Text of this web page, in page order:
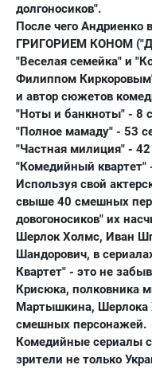
долгоносиков".
После чего
ГРИГОРИЕМ КОНОМ
"Веселая семейка" и
Филиппом
и автор сюжетов
"Ноты и банкноты" - 8
"Полное мамаду" - 53
"Частная милиция" - 42
"Комедийный квартет"
Используя свой
свыше 40 смешных
довогоносиков" их
Шерлок Холмс, Иван
Шандорович, в
Квартет" - это не
Крисюка, полковника
Мартышкина, Шерлока
смешных персонажей.
Комедийные сериалы
зрители не только